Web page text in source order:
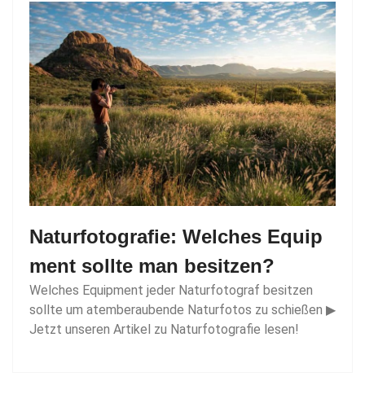
Naturfotografie: Welches Equip
ment sollte man besitzen?
Welches Equipment jeder Naturfotograf besitzen
sollte um atemberaubende Naturfotos zu schießen ▶
Jetzt unseren Artikel zu Naturfotografie lesen!